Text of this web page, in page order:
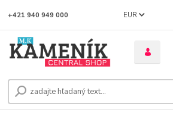
EUR
+421 940 949 000